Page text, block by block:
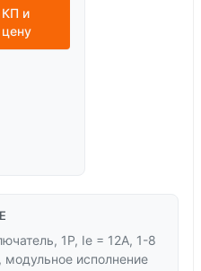
КП и
1P, Ie = 12A, 1-8
исполнение